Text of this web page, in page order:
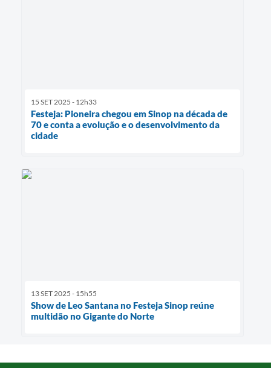
15 SET 2025 - 12h33
Festeja: Pioneira chegou em Sinop na década de
70 e conta a evolução e o desenvolvimento da
cidade
13 SET 2025 - 15h55
Show de Leo Santana no Festeja Sinop reúne
multidão no Gigante do Norte